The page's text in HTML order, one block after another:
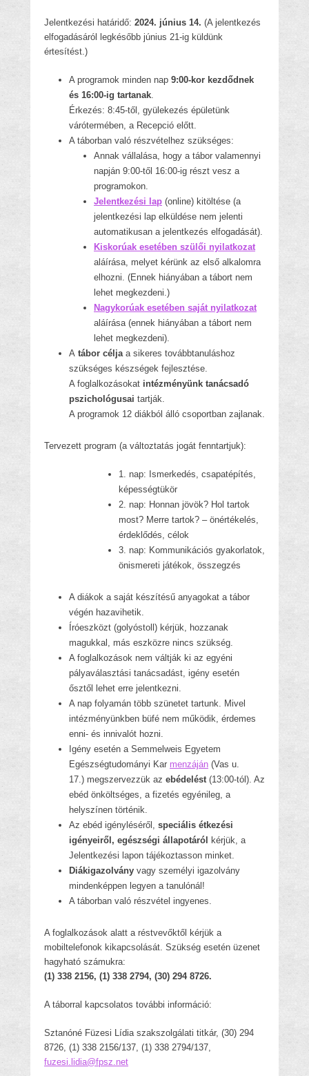
Jelentkezési határidő: 2024. június 14. (A jelentkezés
elfogadásáról legkésőbb június 21-ig küldünk
értesítést.)
A programok minden nap 9:00-kor kezdődnek
és 16:00-ig tartanak.
Érkezés: 8:45-től, gyülekezés épületünk
várótermében, a Recepció előtt.
A táborban való részvételhez szükséges:
Annak vállalása, hogy a tábor valamennyi
napján 9:00-től 16:00-ig részt vesz a
programokon.
Jelentkezési lap (online) kitöltése (a
jelentkezési lap elküldése nem jelenti
automatikusan a jelentkezés elfogadását).
Kiskorúak esetében szülői nyilatkozat
aláírása, melyet kérünk az első alkalomra
elhozni. (Ennek hiányában a tábort nem
lehet megkezdeni.)
Nagykorúak esetében saját nyilatkozat
aláírása (ennek hiányában a tábort nem
lehet megkezdeni).
A tábor céljaa sikeres továbbtanuláshoz
szükséges készségek fejlesztése.
A foglalkozásokat intézményünk tanácsadó
pszichológusai tartják.
A programok 12 diákból álló csoportban zajlanak.
Tervezett program (a változtatás jogát fenntartjuk):
1. nap: Ismerkedés, csapatépítés,
képességtükör
2. nap: Honnan jövök? Hol tartok
most? Merre tartok? – önértékelés,
érdeklődés, célok
3. nap: Kommunikációs gyakorlatok,
önismereti játékok, összegzés
A diákok a saját készítésű anyagokat a tábor
végén hazavihetik.
Íróeszközt (golyóstoll) kérjük, hozzanak
magukkal, más eszközre nincs szükség.
A foglalkozások nem váltják ki az egyéni
pályaválasztási tanácsadást, igény esetén
ősztől lehet erre jelentkezni.
A nap folyamán több szünetet tartunk. Mivel
intézményünkben büfé nem működik, érdemes
enni- és innivalót hozni.
Igény esetén a Semmelweis Egyetem
Egészségtudományi Kar menzáján (Vas u.
17.) megszervezzük az ebédelést (13:00-tól). Az
ebéd önköltséges, a fizetés egyénileg, a
helyszínen történik.
Az ebéd igényléséről, speciális étkezési
igényeiről, egészségi állapotáról
kérjük, a
Jelentkezési lapon tájékoztasson minket.
Diákigazolvány vagy személyi igazolvány
mindenképpen legyen a tanulónál!
A táborban való részvétel ingyenes.
A foglalkozások alatt a réstvevőktől kérjük a
mobiltelefonok kikapcsolását. Szükség esetén üzenet
hagyható számukra:
(1) 338 2156, (1) 338 2794, (30) 294 8726.
A táborral kapcsolatos további információ:
Sztanóné Füzesi Lídia szakszolgálati titkár, (30) 294
8726, (1) 338 2156/137, (1) 338 2794/137,
fuzesi.lidia@fpsz.net